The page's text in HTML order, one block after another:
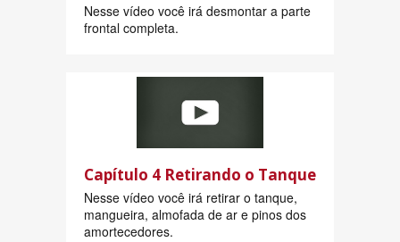
Nesse vídeo você irá desmontar a parte
frontal completa.
Capítulo 4 Retirando o Tanque
Nesse vídeo você irá retirar o tanque,
mangueira, almofada de ar e pinos dos
amortecedores.